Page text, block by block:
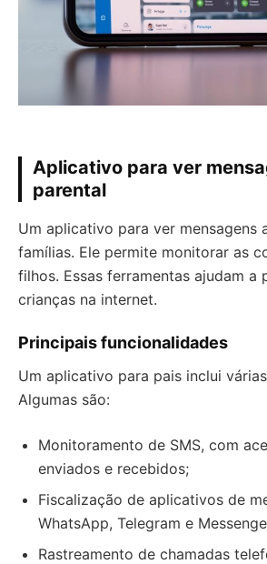
Aplicativo para ver
parental
Um aplicativo para ver mensagens
famílias. Ele permite monitorar as
filhos. Essas ferramentas ajudam a
crianças na internet.
Principais funcionalidades
Um aplicativo para pais inclui
Algumas são:
Monitoramento de SMS, com
enviados e recebidos;
Fiscalização de aplicativos de
WhatsApp, Telegram e
Rastreamento de chamadas